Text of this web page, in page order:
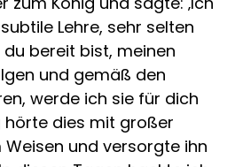
Lehre, sehr selten
bereit bist, meinen
und gemäß den
werde ich sie für dich
hörte dies mit großer
und versorgte ihn